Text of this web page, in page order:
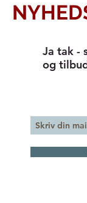
Ja tak -
og